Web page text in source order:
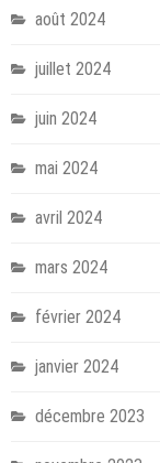
août 2024
juillet 2024
juin 2024
mai 2024
avril 2024
mars 2024
février 2024
janvier 2024
décembre 2023